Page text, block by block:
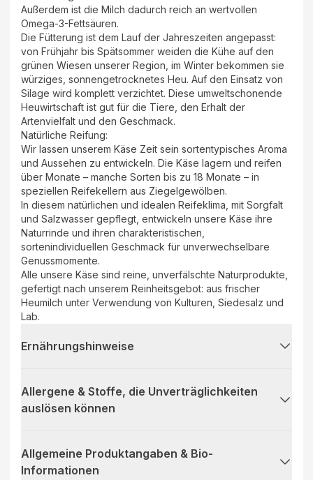
Außerdem ist die Milch dadurch reich an wertvollen
Omega-3-Fettsäuren.
Die Fütterung ist dem Lauf der Jahreszeiten angepasst:
von Frühjahr bis Spätsommer weiden die Kühe auf den
grünen Wiesen unserer Region, im Winter bekommen sie
würziges, sonnengetrocknetes Heu. Auf den Einsatz von
Silage wird komplett verzichtet. Diese umweltschonende
Heuwirtschaft ist gut für die Tiere, den Erhalt der
Artenvielfalt und den Geschmack.
Natürliche Reifung:
Wir lassen unserem Käse Zeit sein sortentypisches Aroma
und Aussehen zu entwickeln. Die Käse lagern und reifen
über Monate – manche Sorten bis zu 18 Monate – in
speziellen Reifekellern aus Ziegelgewölben.
In diesem natürlichen und idealen Reifeklima, mit Sorgfalt
und Salzwasser gepflegt, entwickeln unsere Käse ihre
Naturrinde und ihren charakteristischen,
sortenindividuellen Geschmack für unverwechselbare
Genussmomente.
Alle unsere Käse sind reine, unverfälschte Naturprodukte,
gefertigt nach unserem Reinheitsgebot: aus frischer
Heumilch unter Verwendung von Kulturen, Siedesalz und
Lab.
Ernährungshinweise
Allergene & Stoffe, die Unverträglichkeiten
auslösen können
Allgemeine Produktangaben & Bio-
Informationen